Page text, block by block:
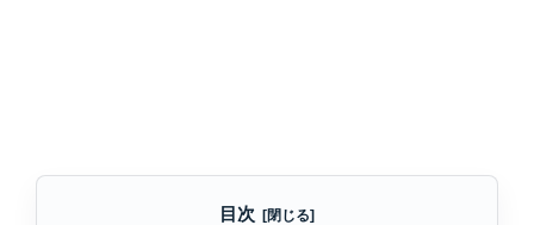
目次